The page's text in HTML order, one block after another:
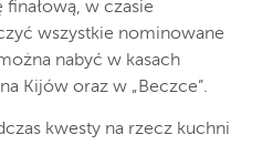
w czasie
wszystkie nominowane
nabyć w kasach
Kijów oraz w „Beczce”.
kwesty na rzecz kuchni